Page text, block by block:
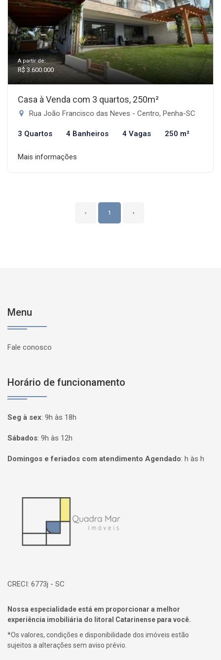
A partir de:
R$ 3.600.000
Casa à Venda com 3 quartos, 250m²
Rua João Francisco das Neves - Centro, Penha-SC
3 Quartos 4 Banheiros 4 Vagas 250 m²
Mais informações
‹ 1 ›
Menu
Fale conosco
Horário de funcionamento
Seg à sex: 9h às 18h
Sábados: 9h às 12h
Domingos e feriados com atendimento Agendado: h às h
CRECI: 6773j - SC
Nossa especialidade está em proporcionar a melhor
experiência imobiliária do litoral Catarinense para você.
*Os valores, condições e disponibilidade dos imóveis estão
sujeitos a alterações sem aviso prévio.